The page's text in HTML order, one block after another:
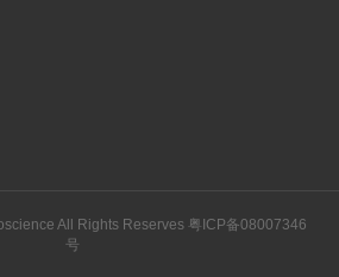
All Rights Reserves 粤ICP备08007346
号